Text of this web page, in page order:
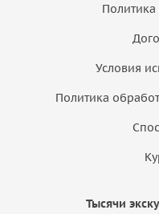
Политика
Условия
Политика
Тысячи